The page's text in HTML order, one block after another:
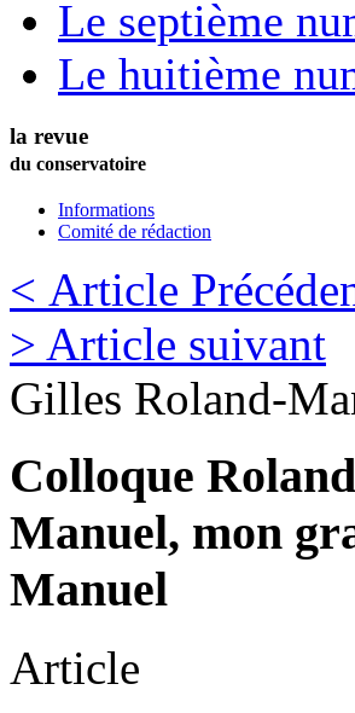
Le septième
Le huitième
la revue
du conservatoire
Informations
Comité de rédaction
< Article
> Article suivant
Gilles Roland-
Colloque
Manuel, mon
Manuel
Article